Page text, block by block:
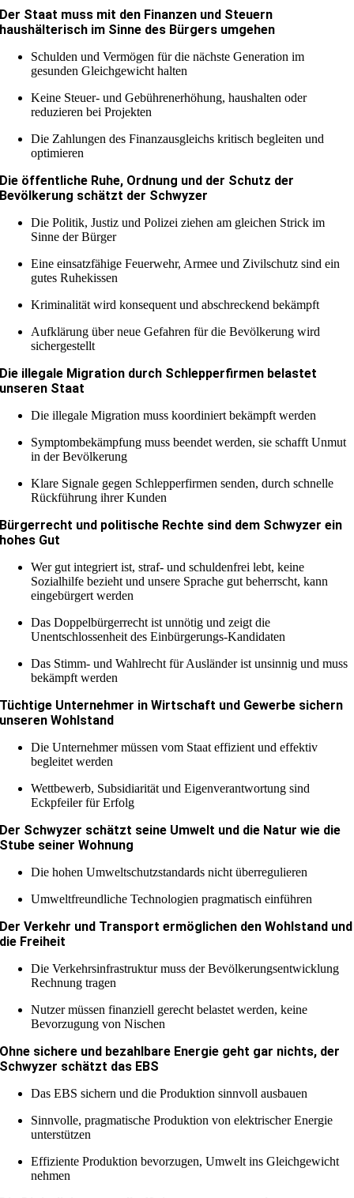
Der Staat muss mit den Finanzen und Steuern
haushälterisch im Sinne des Bürgers umgehen
Schulden und Vermögen für die nächste Generation im
gesunden Gleichgewicht halten
Keine Steuer- und Gebührenerhöhung, haushalten oder
reduzieren bei Projekten
Die Zahlungen des Finanzausgleichs kritisch begleiten und
optimieren
Die öffentliche Ruhe, Ordnung und der Schutz der
Bevölkerung schätzt der Schwyzer
Die Politik, Justiz und Polizei ziehen am gleichen Strick im
Sinne der Bürger
Eine einsatzfähige Feuerwehr, Armee und Zivilschutz sind ein
gutes Ruhekissen
Kriminalität wird konsequent und abschreckend bekämpft
Aufklärung über neue Gefahren für die Bevölkerung wird
sichergestellt
Die illegale Migration durch Schlepperfirmen belastet
unseren Staat
Die illegale Migration muss koordiniert bekämpft werden
Symptombekämpfung muss beendet werden, sie schafft Unmut
in der Bevölkerung
Klare Signale gegen Schlepperfirmen senden, durch schnelle
Rückführung ihrer Kunden
Bürgerrecht und politische Rechte sind dem Schwyzer ein
hohes Gut
Wer gut integriert ist, straf- und schuldenfrei lebt, keine
Sozialhilfe bezieht und unsere Sprache gut beherrscht, kann
eingebürgert werden
Das Doppelbürgerrecht ist unnötig und zeigt die
Unentschlossenheit des Einbürgerungs-Kandidaten
Das Stimm- und Wahlrecht für Ausländer ist unsinnig und muss
bekämpft werden
Tüchtige Unternehmer in Wirtschaft und Gewerbe sichern
unseren Wohlstand
Die Unternehmer müssen vom Staat effizient und effektiv
begleitet werden
Wettbewerb, Subsidiarität und Eigenverantwortung sind
Eckpfeiler für Erfolg
Der Schwyzer schätzt seine Umwelt und die Natur wie die
Stube seiner Wohnung
Die hohen Umweltschutzstandards nicht überregulieren
Umweltfreundliche Technologien pragmatisch einführen
Der Verkehr und Transport ermöglichen den Wohlstand und
die Freiheit
Die Verkehrsinfrastruktur muss der Bevölkerungsentwicklung
Rechnung tragen
Nutzer müssen finanziell gerecht belastet werden, keine
Bevorzugung von Nischen
Ohne sichere und bezahlbare Energie geht gar nichts, der
Schwyzer schätzt das EBS
Das EBS sichern und die Produktion sinnvoll ausbauen
Sinnvolle, pragmatische Produktion von elektrischer Energie
unterstützen
Effiziente Produktion bevorzugen, Umwelt ins Gleichgewicht
nehmen